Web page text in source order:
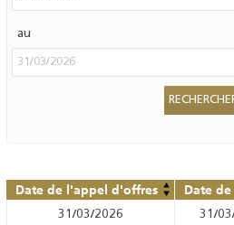
au
Date de l'appel d'offres Date
31/03/2026 31/